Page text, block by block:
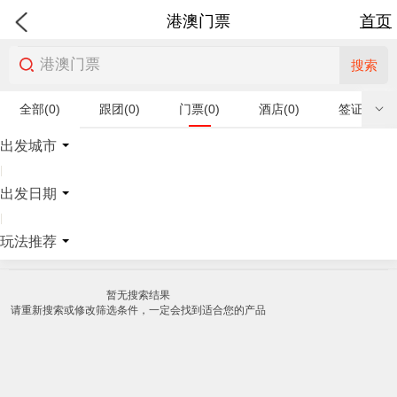
港澳门票 首页
搜索
全部(0) 跟团(0) 门票(0) 酒店(0) 签证(0)
特产商品(0)
出发城市
|
出发日期
|
玩法推荐
暂无搜索结果
请重新搜索或修改筛选条件，一定会找到适合您的产品